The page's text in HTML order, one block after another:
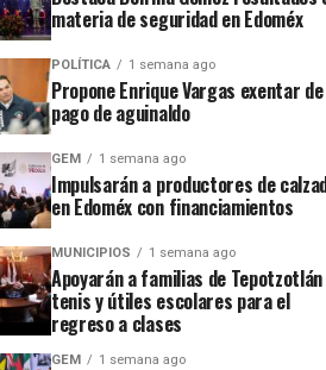
materia de seguridad en Edoméx
POLÍTICA 1 semana ago
Propone Enrique Vargas exentar de
pago de aguinaldo
GEM 1 semana ago
Impulsarán a productores de
en Edoméx con financiamientos
MUNICIPIOS 1 semana ago
Apoyarán a familias de
tenis y útiles escolares para el
regreso a clases
GEM 1 semana ago